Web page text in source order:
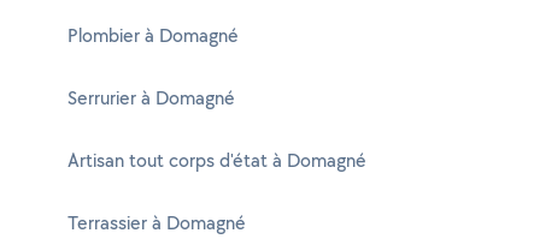
Plombier à Domagné
Serrurier à Domagné
Artisan tout corps d'état à Domagné
Terrassier à Domagné